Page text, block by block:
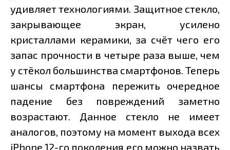
удивляет технологиями. Защитное стекло,
закрывающее экран, усилено
кристаллами керамики, за счёт чего его
запас прочности в четыре раза выше, чем
у стёкол большинства смартфонов. Теперь
шансы смартфона пережить очередное
падение без повреждений заметно
возрастают. Данное стекло не имеет
аналогов, поэтому на момент выхода всех
iPhone 12-го поколения его можно назвать